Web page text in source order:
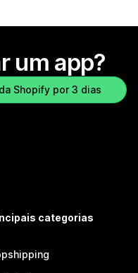
um app?
Shopify por 3 dias
categorias